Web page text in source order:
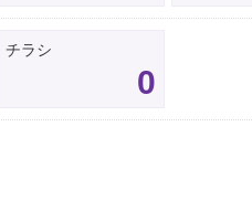
チラシ
0